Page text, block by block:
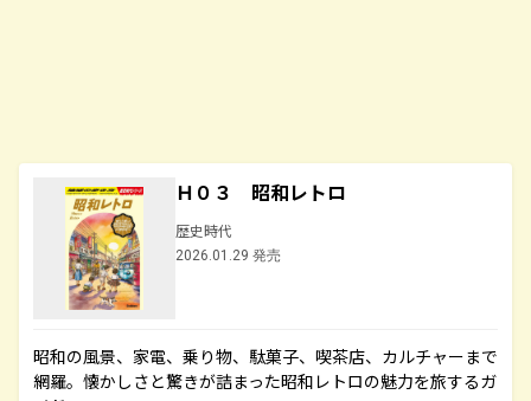
Ｈ０３ 昭和レトロ
歴史時代
2026.01.29 発売
昭和の風景、家電、乗り物、駄菓子、喫茶店、カルチャーまで
網羅。懐かしさと驚きが詰まった昭和レトロの魅力を旅するガ